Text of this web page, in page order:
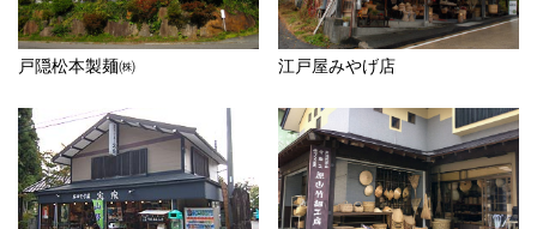
戸隠松本製麺㈱ 江戸屋みやげ店